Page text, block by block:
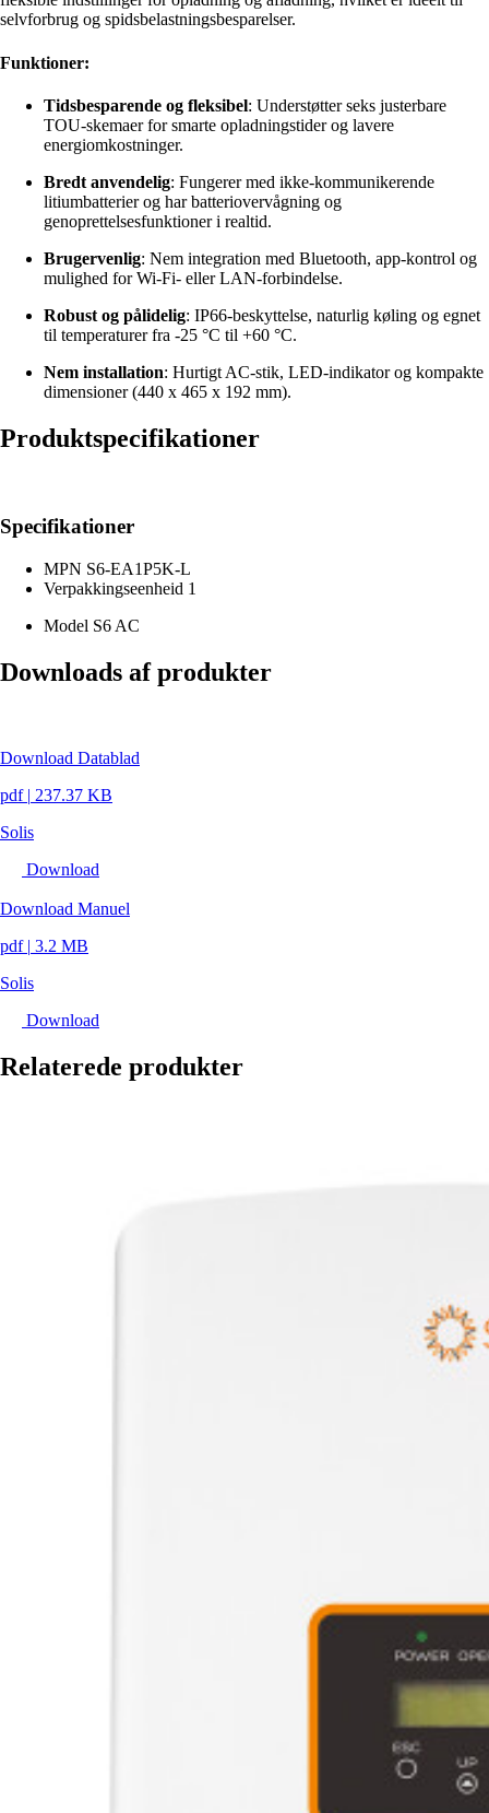
selvforbrug og spidsbelastningsbesparelser.
Funktioner:
Tidsbesparende og fleksibel: Understøtter seks justerbare
TOU-skemaer for smarte opladningstider og lavere
energiomkostninger.
Bredt anvendelig: Fungerer med ikke-kommunikerende
litiumbatterier og har batteriovervågning og
genoprettelsesfunktioner i realtid.
Brugervenlig: Nem integration med Bluetooth, app-kontrol og
mulighed for Wi-Fi- eller LAN-forbindelse.
Robust og pålidelig: IP66-beskyttelse, naturlig køling og egnet
til temperaturer fra -25 °C til +60 °C.
Nem installation: Hurtigt AC-stik, LED-indikator og kompakte
dimensioner (440 x 465 x 192 mm).
Produktspecifikationer
Specifikationer
MPN S6-EA1P5K-L
Verpakkingseenheid 1
Model S6 AC
Downloads af produkter
Download Datablad
pdf | 237.37 KB
Solis
Download
Download Manuel
pdf | 3.2 MB
Solis
Download
Relaterede produkter